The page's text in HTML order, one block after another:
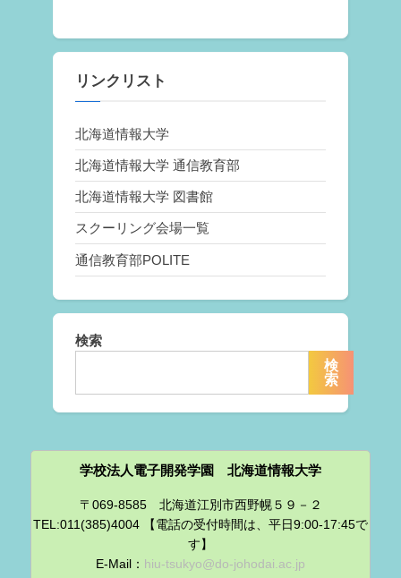
リンクリスト
北海道情報大学
北海道情報大学 通信教育部
北海道情報大学 図書館
スクーリング会場一覧
通信教育部POLITE
検索
検
索
学校法人電子開発学園 北海道情報大学
〒069-8585 北海道江別市西野幌５９－２
TEL:011(385)4004 【電話の受付時間は、平日9:00-17:45で
す】
E-Mail： hiu-tsukyo@do-johodai.ac.jp